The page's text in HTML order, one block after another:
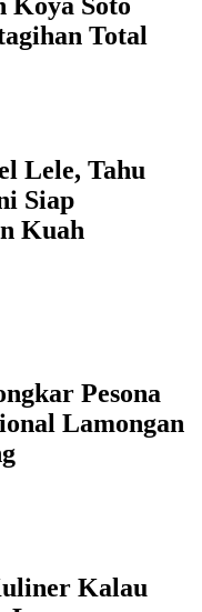
Total
Lele, Tahu
Siap
Kuah
Pesona
Lamongan
Kalau